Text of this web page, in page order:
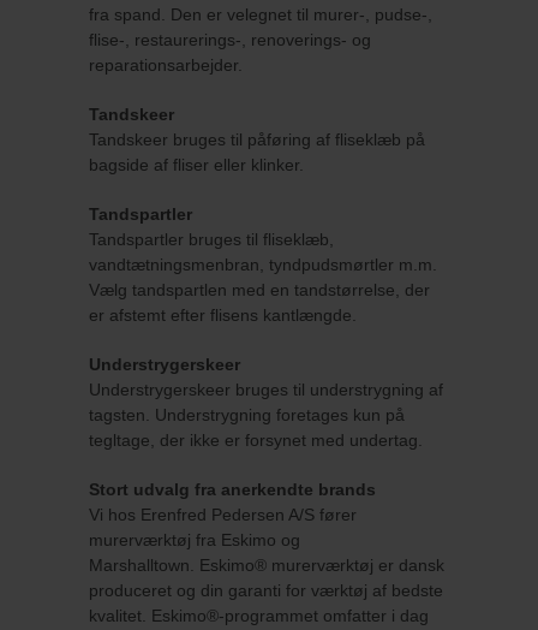
fra spand. Den er velegnet til murer-, pudse-,
flise-, restaurerings-, renoverings- og
reparationsarbejder.
Tandskeer
Tandskeer bruges til påføring af fliseklæb på
bagside af fliser eller klinker.
Tandspartler
Tandspartler bruges til fliseklæb,
vandtætningsmenbran, tyndpudsmørtler m.m.
Vælg tandspartlen med en tandstørrelse, der
er afstemt efter flisens kantlængde.
Understrygerskeer
Understrygerskeer bruges til understrygning af
tagsten. Understrygning foretages kun på
tegltage, der ikke er forsynet med undertag.
Stort udvalg fra anerkendte brands
Vi hos Erenfred Pedersen A/S fører
murerværktøj fra Eskimo og
Marshalltown. Eskimo® murerværktøj er dansk
produceret og din garanti for værktøj af bedste
kvalitet. Eskimo®-programmet omfatter i dag